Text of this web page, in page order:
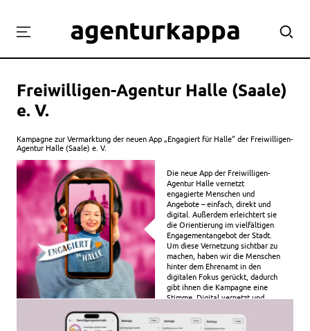
Labor
Team
Kontakt
Freiwilligen-Agentur Halle (Saale)
e. V.
Kampagne zur Vermarktung der neuen App „Engagiert für Halle“ der Freiwilligen-
Agentur Halle (Saale) e. V.
Die neue App der Freiwilligen-
Agentur Halle vernetzt
engagierte Menschen und
Angebote – einfach, direkt und
digital. Außerdem erleichtert sie
die Orientierung im vielfältigen
Engagementangebot der Stadt.
Um diese Vernetzung sichtbar zu
machen, haben wir die Menschen
hinter dem Ehrenamt in den
digitalen Fokus gerückt, dadurch
gibt ihnen die Kampagne eine
Stimme. Digital vernetzt und